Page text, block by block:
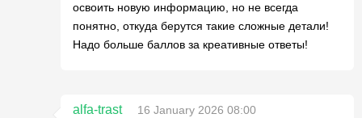
освоить новую информацию, но не всегда
понятно, откуда берутся такие сложные детали!
Надо больше баллов за креативные ответы!
alfa-trast
16 January 2026 08:00